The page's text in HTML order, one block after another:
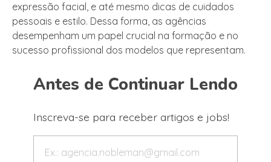
expressão facial, e até mesmo dicas de cuidados
pessoais e estilo. Dessa forma, as agências
desempenham um papel crucial na formação e no
sucesso profissional dos modelos que representam.
Antes de Continuar Lendo
Inscreva-se para receber artigos e jobs!